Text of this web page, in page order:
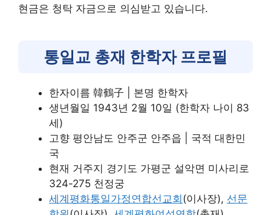
현금은 청탁 자금으로 의심받고 있습니다.
통일교 총재 한학자 프로필
한자이름 韓鶴子 | 본명 한학자
생년월일 1943년 2월 10일 (한학자 나이 83
세)
고향 평안남도 안주군 안주읍 | 국적 대한민
국
현재 거주지 경기도 가평군 설악면 미사리로
324-275 천정궁
세계평화통일가정연합선교회 (이사장), 선문